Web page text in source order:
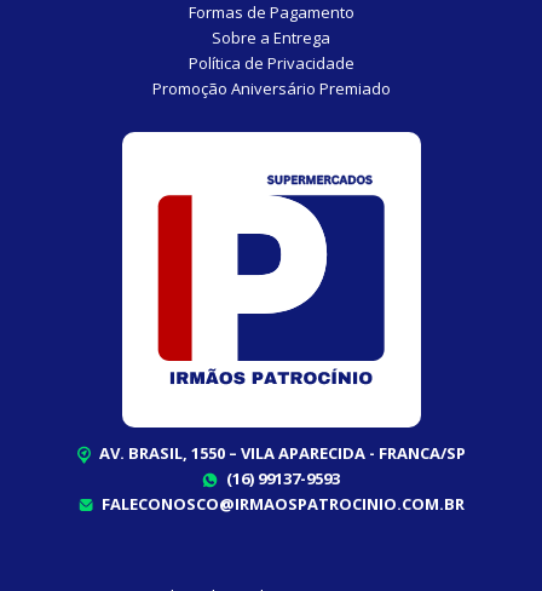
Formas de Pagamento
Sobre a Entrega
Política de Privacidade
Promoção Aniversário Premiado
AV. BRASIL, 1550 – VILA APARECIDA - FRANCA/SP
(16) 99137-9593
FALECONOSCO@IRMAOSPATROCINIO.COM.BR